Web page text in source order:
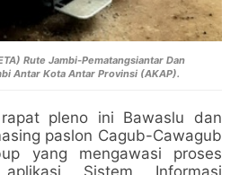
Rute Jambi-Pematangsiantar Dan
Antar Kota Antar Provinsi (AKAP).
pleno ini Bawaslu dan
paslon Cagub-Cawagub
yang mengawasi proses